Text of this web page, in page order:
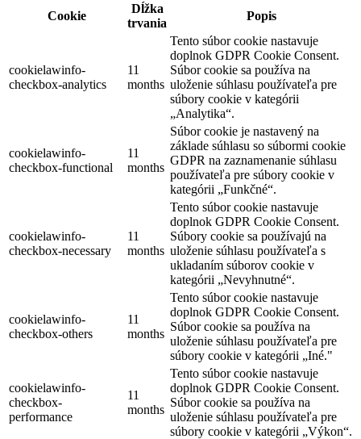
Cookie
Dĺžka
trvania
Popis
cookielawinfo-
checkbox-analytics
11
months
Tento súbor cookie nastavuje
doplnok GDPR Cookie Consent.
Súbor cookie sa používa na
uloženie súhlasu používateľa pre
súbory cookie v kategórii
„Analytika“.
cookielawinfo-
checkbox-functional
11
months
Súbor cookie je nastavený na
základe súhlasu so súbormi cookie
GDPR na zaznamenanie súhlasu
používateľa pre súbory cookie v
kategórii „Funkčné“.
cookielawinfo-
checkbox-necessary
11
months
Tento súbor cookie nastavuje
doplnok GDPR Cookie Consent.
Súbory cookie sa používajú na
uloženie súhlasu používateľa s
ukladaním súborov cookie v
kategórii „Nevyhnutné“.
cookielawinfo-
checkbox-others
11
months
Tento súbor cookie nastavuje
doplnok GDPR Cookie Consent.
Súbor cookie sa používa na
uloženie súhlasu používateľa pre
súbory cookie v kategórii „Iné."
cookielawinfo-
checkbox-
performance
11
months
Tento súbor cookie nastavuje
doplnok GDPR Cookie Consent.
Súbor cookie sa používa na
uloženie súhlasu používateľa pre
súbory cookie v kategórii „Výkon“.